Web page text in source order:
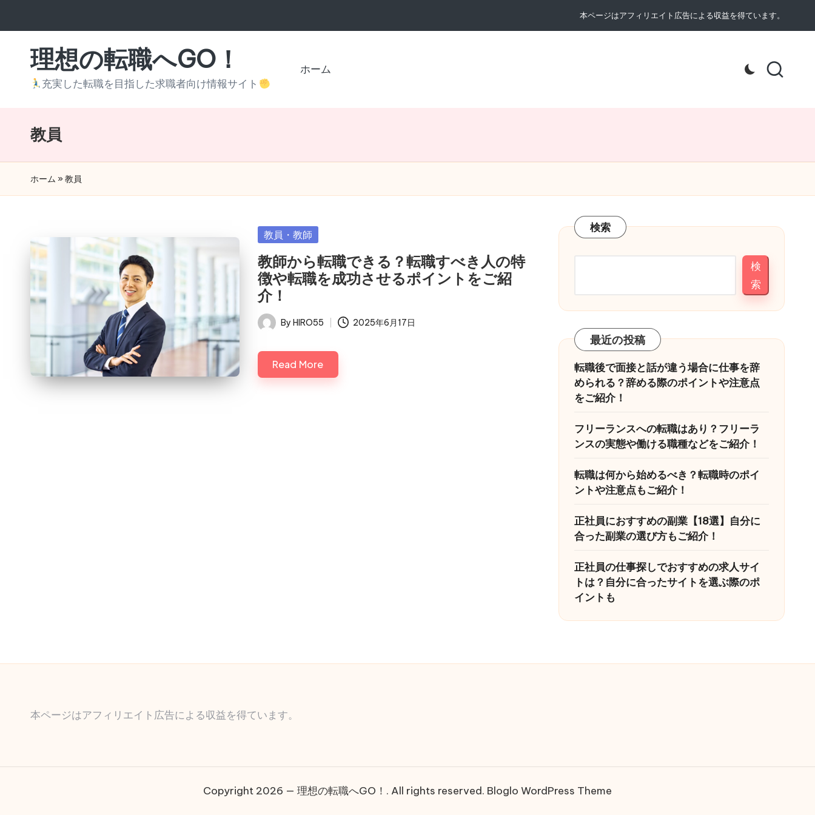
Skip
content
本ページはアフィリエイト広告による収益を得ています。
理想の転職へGO！
充実した転職を目指した求職者向け情報サイト
ホーム
教員
ホーム » 教員
Posted
in
教員・教師
教師から転職できる？転職すべき人の特
徴や転職を成功させるポイントをご紹
介！
Posted
By HIRO55 2025年6月17日
Read More
検索
検
索
最近の投稿
転職後で面接と話が違う場合に仕事を辞
められる？辞める際のポイントや注意点
をご紹介！
フリーランスへの転職はあり？フリーラ
ンスの実態や働ける職種などをご紹介！
転職は何から始めるべき？転職時のポイ
ントや注意点もご紹介！
正社員におすすめの副業【18選】自分に
合った副業の選び方もご紹介！
正社員の仕事探しでおすすめの求人サイ
トは？自分に合ったサイトを選ぶ際のポ
イントも
本ページはアフィリエイト広告による収益を得ています。
Copyright 2026 — 理想の転職へGO！. All rights reserved. Bloglo WordPress Theme